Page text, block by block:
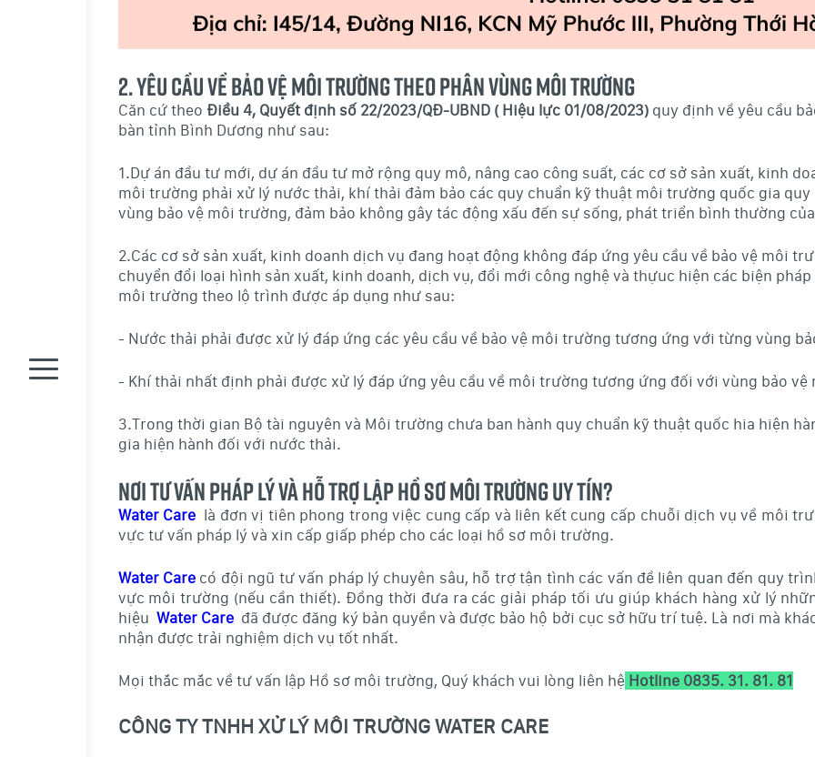
2. Yêu cầu về Bảo vệ môi trường theo phân vùng môi trường
Căn cứ theo Điều 4, Quyết định số 22/2023/QĐ-UBND ( Hiệu lực 01/08/2023)quy định về yêu cầu
bàn tỉnh Bình Dương như sau:
1.Dự án đầu tư mới, dự án đầu tư mở rộng quy mô, nâng cao công suất, các cơ sở sản xuất, kinh
môi trường phải xử lý nước thải, khí thải đảm bảo các quy chuẩn kỹ thuật môi trường quốc gia
vùng bảo vệ môi trường, đảm bảo không gây tác động xấu đến sự sống, phát triển bình thường
2.Các cơ sở sản xuất, kinh doanh dịch vụ đang hoạt động không đáp ứng yêu cầu về bảo vệ môi
chuyển đổi loại hình sản xuất, kinh doanh, dịch vụ, đổi mới công nghệ và thựuc hiện các biện
môi trường theo lộ trình được áp dụng như sau:
- Nước thải phải được xử lý đáp ứng các yêu cầu về bảo vệ môi trường tương ứng với từng vùng
- Khí thải nhất định phải được xử lý đáp ứng yêu cầu về môi trường tương ứng đối với vùng bảo vệ
3.Trong thời gian Bộ tài nguyên và Môi trường chưa ban hành quy chuẩn kỹ thuật quốc hia hiện
gia hiện hành đối với nước thải.
Nơi tư vấn pháp lý và hỗ trợ lập Hồ sơ môi trường uy tín?
Water Care là đơn vị tiên phong trong việc cung cấp và liên kết cung cấp chuỗi dịch vụ về môi
vực tư vấn pháp lý và xin cấp giấp phép cho các loại hồ sơ môi trường.
Water Carecó đội ngũ tư vấn pháp lý chuyên sâu, hỗ trợ tận tình các vấn đề liên quan đến quy
vực môi trường (nếu cần thiết). Đồng thời đưa ra các giải pháp tối ưu giúp khách hàng xử lý
hiệu Water Care đã được đăng ký bản quyền và được bảo hộ bởi cục sở hữu trí tuệ. Là nơi mà
nhận được trải nghiệm dịch vụ tốt nhất.
Mọi thắc mắc về tư vấn lập Hồ sơ môi trường, Quý khách vui lòng liên hệ Hotline 0835. 31. 81. 81
CÔNG TY TNHH XỬ LÝ MÔI TRƯỜNG WATER CARE